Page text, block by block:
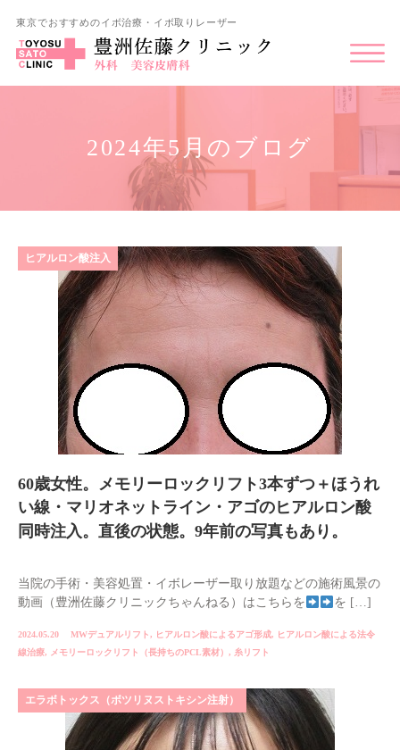
東京でおすすめのイボ治療・イボ取りレーザー
2024年5月のブログ
ヒアルロン酸注入
60歳女性。メモリーロックリフト3本ずつ＋ほうれ
い線・マリオネットライン・アゴのヒアルロン酸
同時注入。直後の状態。9年前の写真もあり。
当院の手術・美容処置・イボレーザー取り放題などの施術風景の
動画（豊洲佐藤クリニックちゃんねる）はこちらを
を […]
2024.05.20 MWデュアルリフト, ヒアルロン酸によるアゴ形成, ヒアルロン酸による法令
線治療, メモリーロックリフト（長持ちのPCL素材） , 糸リフト
エラボトックス（ボツリヌストキシン注射）